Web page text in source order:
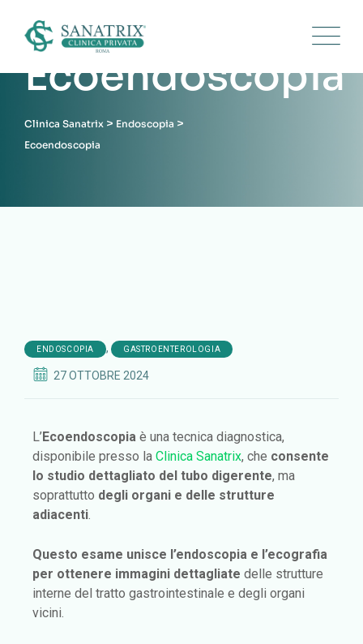
Ecoendoscopia
Clinica Sanatrix > Endoscopia >
Ecoendoscopia
ENDOSCOPIA , GASTROENTEROLOGIA
27 OTTOBRE 2024
L’Ecoendoscopia è una tecnica diagnostica,
disponibile presso la Clinica Sanatrix, che consente
lo studio dettagliato del tubo digerente, ma
soprattutto degli organi e delle strutture
adiacenti.
Questo esame unisce l’endoscopia e l’ecografia
per ottenere immagini dettagliate delle strutture
interne del tratto gastrointestinale e degli organi
vicini.